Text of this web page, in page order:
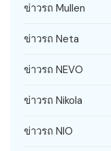
ข่าวรถ Mullen
ข่าวรถ Neta
ข่าวรถ NEVO
ข่าวรถ Nikola
ข่าวรถ NIO